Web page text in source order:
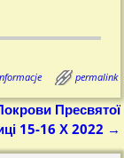
permalink
Пресвятої
15-16 Х 2022 →